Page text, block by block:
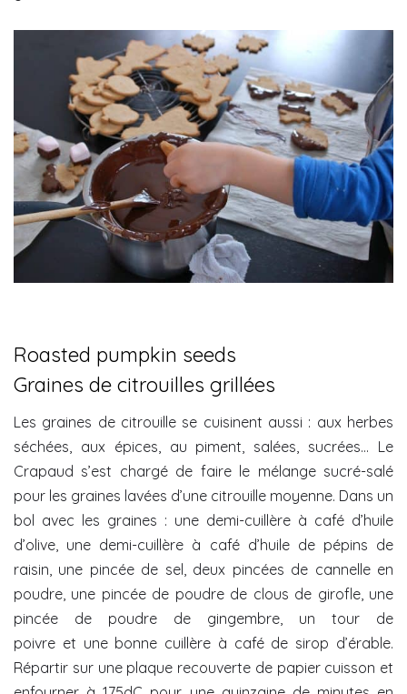
Roasted pumpkin seeds
Graines de citrouilles grillées
Les graines de citrouille se cuisinent aussi : aux herbes
séchées, aux épices, au piment, salées, sucrées… Le
Crapaud s’est chargé de faire le mélange sucré-salé
pour les graines lavées d’une citrouille moyenne. Dans un
bol avec les graines : une demi-cuillère à café d’huile
d’olive, une demi-cuillère à café d’huile de pépins de
raisin, une pincée de sel, deux pincées de cannelle en
poudre, une pincée de poudre de clous de girofle, une
pincée de poudre de gingembre, un tour de
poivre et une bonne cuillère à café de sirop d’érable.
Répartir sur une plaque recouverte de papier cuisson et